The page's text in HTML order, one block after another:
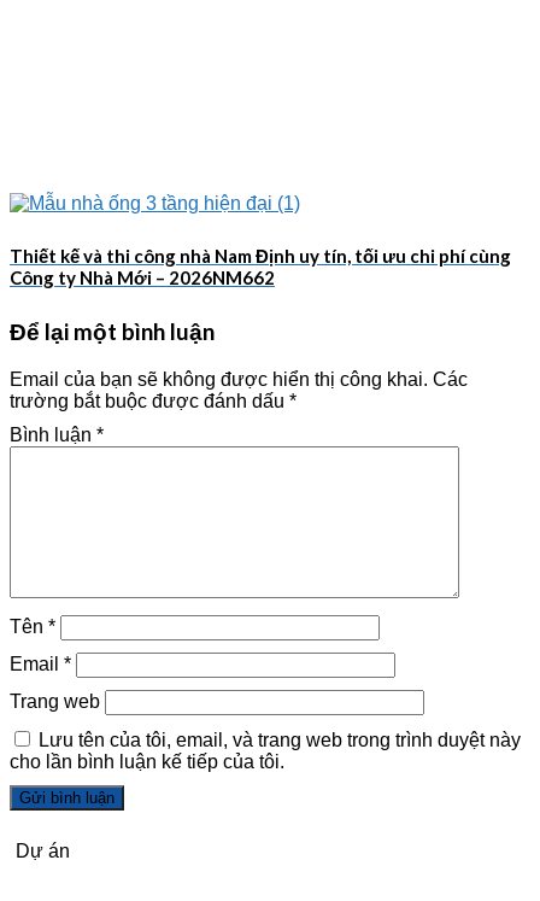
Thiết kế và thi công nhà Nam Định uy tín, tối ưu chi phí cùng
Công ty Nhà Mới – 2026NM662
Để lại một bình luận
Email của bạn sẽ không được hiển thị công khai. Các
trường bắt buộc được đánh dấu *
Bình luận *
Tên *
Email *
Trang web
Lưu tên của tôi, email, và trang web trong trình duyệt này
cho lần bình luận kế tiếp của tôi.
Dự án